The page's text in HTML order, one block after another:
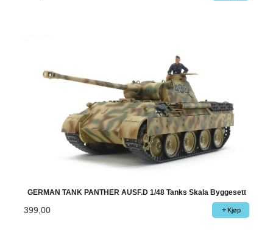
GERMAN TANK PANTHER AUSF.D 1/48 Tanks Skala Byggesett
399,00 Kjøp